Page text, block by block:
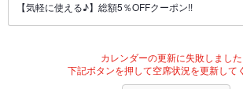
【気軽に使える♪】総額5％OFFクーポン!!
カレンダーの更新に失敗しました
下記ボタンを押して空席状況を更新して